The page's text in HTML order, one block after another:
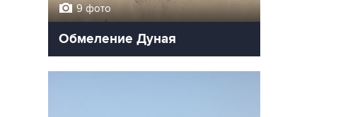
9 фото
Обмеление Дуная